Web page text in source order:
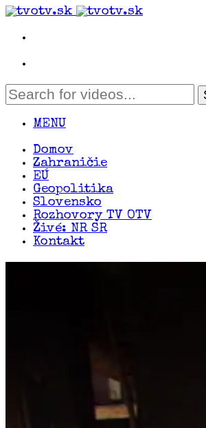
MENU
Domov
Zahraničie
EÚ
Geopolitika
Slovensko
Rozhovory TV OTV
Živé: NR SR
Kontakt